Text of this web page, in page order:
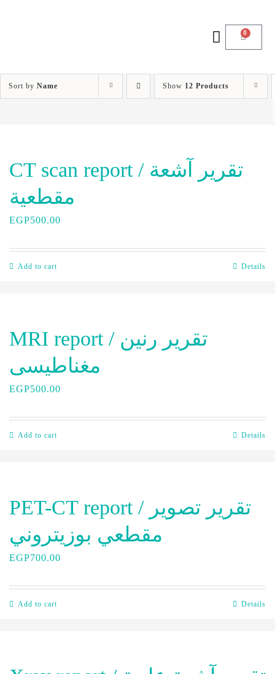
0
Sort by Name Show 12 Products
CT scan report / تقرير آشعة
مقطعية
EGP500.00
Add to cart Details
MRI report / تقرير رنين
مغناطيسى
EGP500.00
Add to cart Details
PET-CT report / تقرير تصوير
مقطعي بوزيتروني
EGP700.00
Add to cart Details